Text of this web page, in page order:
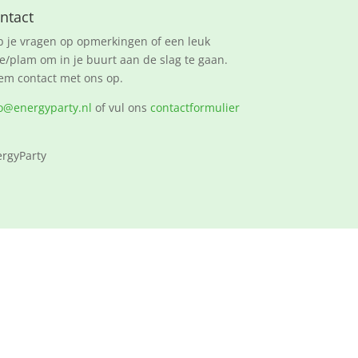
je vragen op opmerkingen of een leuk
plam om in je buurt aan de slag te gaan.
contact met ons op.
of vul ons contactformulier